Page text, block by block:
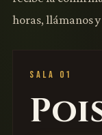
horas, llámanos
SALA 01